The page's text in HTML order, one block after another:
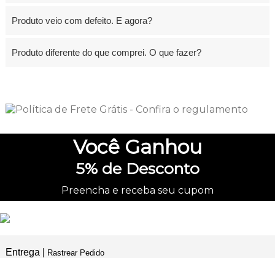
Produto veio com defeito. E agora?
Produto diferente do que comprei. O que fazer?
Você Ganhou
5%de Desconto
Preencha e receba seu cupom
Entrega | Rastrear Pedido